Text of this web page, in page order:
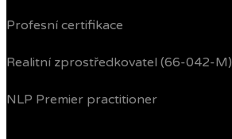
Profesní certifikace
Realitní zprostředkovatel (66-042-M)
NLP Premier practitioner